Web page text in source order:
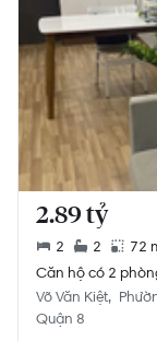
2.89 tỷ
2 2
72
Căn hộ có 2
Võ Văn Kiệt
Quận 8